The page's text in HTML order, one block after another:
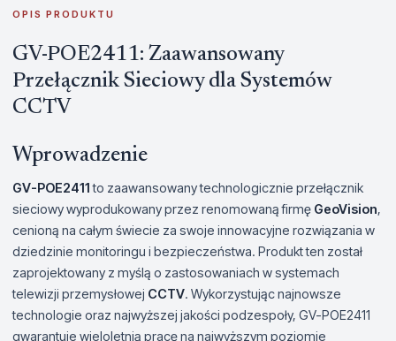
OPIS PRODUKTU
GV-POE2411: Zaawansowany
Przełącznik Sieciowy dla Systemów
CCTV
Wprowadzenie
GV-POE2411to zaawansowany technologicznie przełącznik
sieciowy wyprodukowany przez renomowaną firmę GeoVision,
cenioną na całym świecie za swoje innowacyjne rozwiązania w
dziedzinie monitoringu i bezpieczeństwa. Produkt ten został
zaprojektowany z myślą o zastosowaniach w systemach
telewizji przemysłowej CCTV. Wykorzystując najnowsze
technologie oraz najwyższej jakości podzespoły, GV-POE2411
gwarantuje wieloletnią pracę na najwyższym poziomie